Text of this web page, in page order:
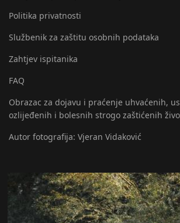
Politika privatnosti
Službenik za zaštitu osobnih podataka
Zahtjev ispitanika
FAQ
Obrazac za dojavu i praćenje uhvaćenih,
ozlijeđenih i bolesnih strogo zaštićenih
Autor fotografija: Vjeran Vidaković